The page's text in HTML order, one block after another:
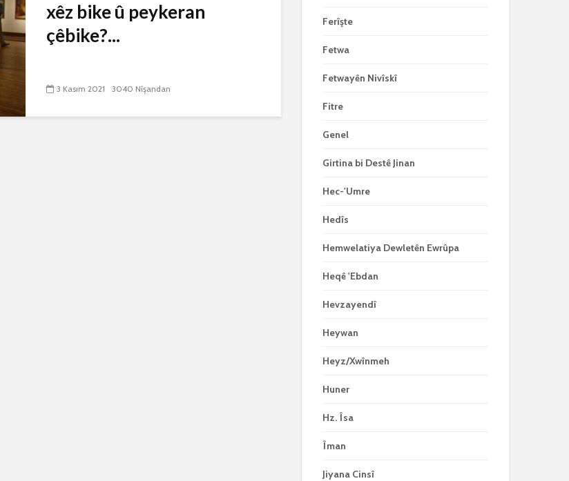
xêz bike û peykeran
çêbike?...
3 Kasım 2021 3040 Nîşandan
Ferîşte
Fetwa
Fetwayên Nivîskî
Fitre
Genel
Girtina bi Destê Jinan
Hec-'Umre
Hedîs
Hemwelatiya Dewletên Ewrûpa
Heqê 'Ebdan
Hevzayendî
Heywan
Heyz/Xwînmeh
Huner
Hz. Îsa
Îman
Jiyana Cinsî